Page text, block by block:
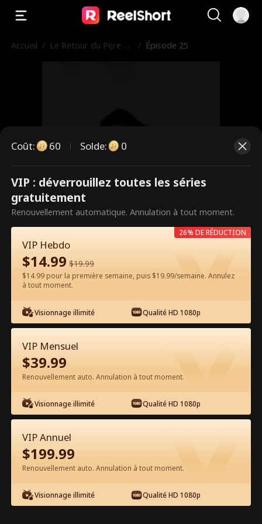
Accueil / Le Retour du Père Lé
/ Épisode 25
Ce sont des épisodes payants.
Débloquez pour regarder.
60 Débloquer maintenant
Épisode 25 - Le Retour du Père
Légendaire Film complet
1-50 51-74 Tous les épisodes
25
Coût: 60 Solde: 0
VIP : déverrouillez toutes les séries
gratuitement
Renouvellement automatique. Annulation à tout moment.
VIP Hebdo
$14.99 $19.99
$14.99 pour la première semaine, puis $19.99/semaine. Annulez
à tout moment.
Visionnage illimité Qualité HD 1080p
26% DE RÉDUCTION
VIP Mensuel
$39.99
Renouvellement auto. Annulation à tout moment.
Visionnage illimité Qualité HD 1080p
VIP Annuel
$199.99
Renouvellement auto. Annulation à tout moment.
Visionnage illimité Qualité HD 1080p